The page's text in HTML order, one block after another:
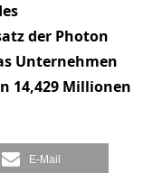
der Photon
Unternehmen
14,429 Millionen
E-Mail